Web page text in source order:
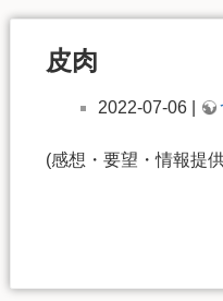
皮肉
2022-07-06 |
(感想・要望・情報提